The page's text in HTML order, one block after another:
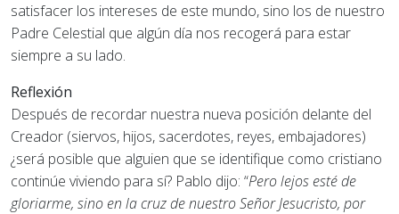
satisfacer los intereses de este mundo, sino los de nuestro
Padre Celestial que algún día nos recogerá para estar
siempre a su lado.
Reflexión
Después de recordar nuestra nueva posición delante del
Creador (siervos, hijos, sacerdotes, reyes, embajadores)
¿será posible que alguien que se identifique como cristiano
continúe viviendo para sí? Pablo dijo: “Pero lejos esté de
gloriarme, sino en la cruz de nuestro Señor Jesucristo, por